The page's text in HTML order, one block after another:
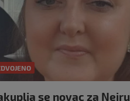
se novac za Neiru